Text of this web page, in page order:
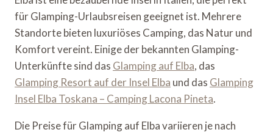
für Glamping-Urlaubsreisen geeignet ist. Mehrere
Standorte bieten luxuriöses Camping, das Natur und
Komfort vereint. Einige der bekannten Glamping-
Unterkünfte sind das Glamping auf Elba, das
Glamping Resort auf der Insel Elba und das Glamping
Insel Elba Toskana – Camping Lacona Pineta.
Die Preise für Glamping auf Elba variieren je nach